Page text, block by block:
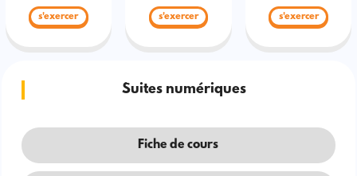
s'exercer s'exercer s'exercer
Suites numériques
Fiche de cours